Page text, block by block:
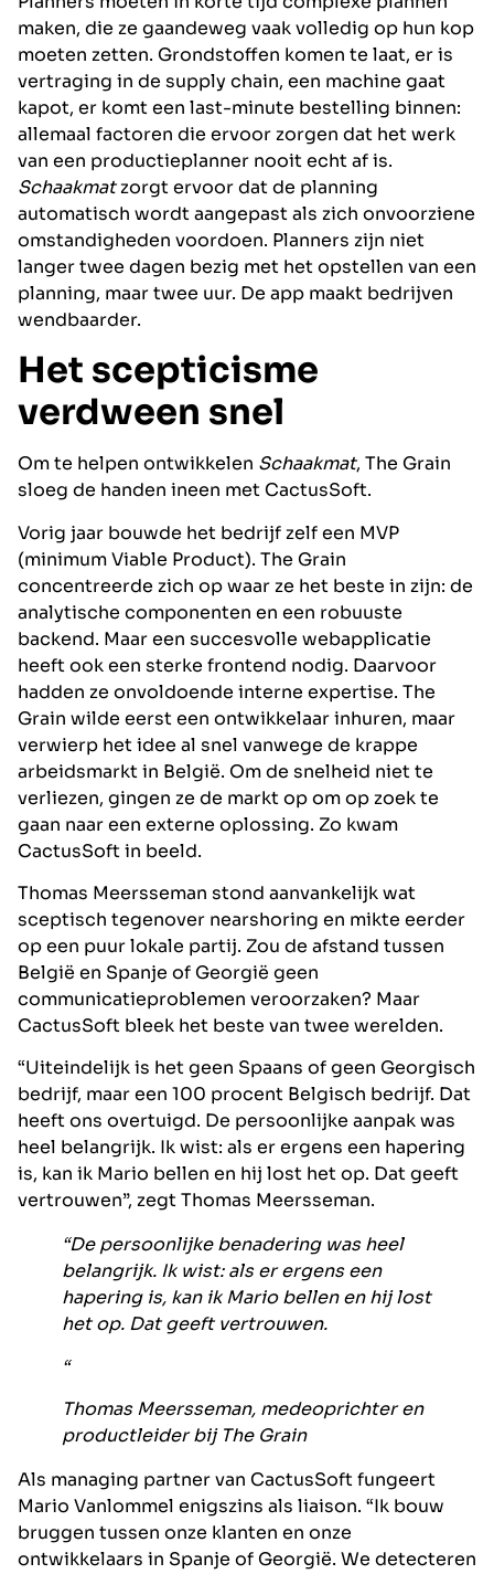
maken, die ze gaandeweg vaak volledig op hun kop
moeten zetten. Grondstoffen komen te laat, er is
vertraging in de supply chain, een machine gaat
kapot, er komt een last-minute bestelling binnen:
allemaal factoren die ervoor zorgen dat het werk
van een productieplanner nooit echt af is.
Schaakmatzorgt ervoor dat de planning
automatisch wordt aangepast als zich onvoorziene
omstandigheden voordoen. Planners zijn niet
langer twee dagen bezig met het opstellen van een
planning, maar twee uur. De app maakt bedrijven
wendbaarder.
Het scepticisme
verdween snel
Om te helpen ontwikkelen Schaakmat, The Grain
sloeg de handen ineen met CactusSoft.
Vorig jaar bouwde het bedrijf zelf een MVP
(minimum Viable Product). The Grain
concentreerde zich op waar ze het beste in zijn: de
analytische componenten en een robuuste
backend. Maar een succesvolle webapplicatie
heeft ook een sterke frontend nodig. Daarvoor
hadden ze onvoldoende interne expertise. The
Grain wilde eerst een ontwikkelaar inhuren, maar
verwierp het idee al snel vanwege de krappe
arbeidsmarkt in België. Om de snelheid niet te
verliezen, gingen ze de markt op om op zoek te
gaan naar een externe oplossing. Zo kwam
CactusSoft in beeld.
Thomas Meersseman stond aanvankelijk wat
sceptisch tegenover nearshoring en mikte eerder
op een puur lokale partij. Zou de afstand tussen
België en Spanje of Georgië geen
communicatieproblemen veroorzaken? Maar
CactusSoft bleek het beste van twee werelden.
“Uiteindelijk is het geen Spaans of geen Georgisch
bedrijf, maar een 100 procent Belgisch bedrijf. Dat
heeft ons overtuigd. De persoonlijke aanpak was
heel belangrijk. Ik wist: als er ergens een hapering
is, kan ik Mario bellen en hij lost het op. Dat geeft
vertrouwen”, zegt Thomas Meersseman.
“De persoonlijke benadering was heel
belangrijk. Ik wist: als er ergens een
hapering is, kan ik Mario bellen en hij lost
het op. Dat geeft vertrouwen.
“
Thomas Meersseman, medeoprichter en
productleider bij The Grain
Als managing partner van CactusSoft fungeert
Mario Vanlommel enigszins als liaison. “Ik bouw
bruggen tussen onze klanten en onze
ontwikkelaars in Spanje of Georgië. We detecteren